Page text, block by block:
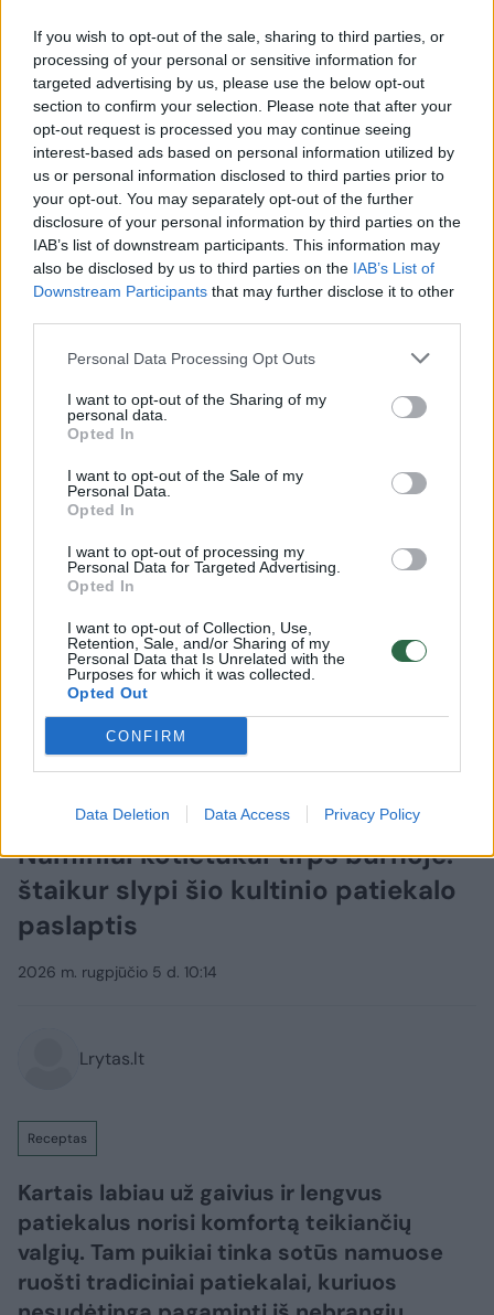
If you wish to opt-out of the sale, sharing to third parties, or
processing of your personal or sensitive information for
targeted advertising by us, please use the below opt-out
section to confirm your selection. Please note that after your
opt-out request is processed you may continue seeing
interest-based ads based on personal information utilized by
us or personal information disclosed to third parties prior to
your opt-out. You may separately opt-out of the further
disclosure of your personal information by third parties on the
IAB’s list of downstream participants. This information may
also be disclosed by us to third parties on the IAB’s List of
Downstream Participants that may further disclose it to other
Personal Data Processing Opt Outs
I want to opt-out of the Sharing of my
personal data.
Opted In
I want to opt-out of the Sale of my
Personal Data.
Opted In
I want to opt-out of processing my
Personal Data for Targeted Advertising.
Opted In
I want to opt-out of Collection, Use,
Retention, Sale, and/or Sharing of my
Personal Data that Is Unrelated with the
Purposes for which it was collected.
Opted Out
CONFIRM
Data Deletion Data Access Privacy Policy
tortas desertas receptai Rodyti daugiau žymių
Komentuoti po šiuo straipsniu
Komentuoti gali tik Lrytas registruoti vartotojai.
Prisijunkite prie registruotų vartotojų
bendruomenės ir bendraukite komentaruose!
Rodyti komentarus
Prisijungti komentatoriams
Maistas Pasigamink
Naminiai kotletukai tirps burnoje:
štaikur slypi šio kultinio patiekalo
paslaptis
2026 m. rugpjūčio 5 d. 10:14
Lrytas.lt
Receptas
Kartais labiau už gaivius ir lengvus
patiekalus norisi komfortą teikiančių
valgių. Tam puikiai tinka sotūs namuose
ruošti tradiciniai patiekalai, kuriuos